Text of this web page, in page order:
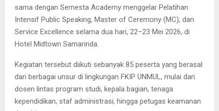
sama dengan Semesta Academy menggelar Pelatihan
Intensif Public Speaking, Master of Ceremony (MC), dan
Service Excellence selama dua hari, 22–23 Mei 2026, di
Hotel Midtown Samarinda.
Kegiatan tersebut diikuti sebanyak 85 peserta yang berasal
dari berbagai unsur di lingkungan FKIP UNMUL, mulai dari
dosen lintas program studi, kepala bagian, tenaga
kependidikan, staf administrasi, hingga petugas keamanan